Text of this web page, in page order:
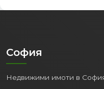
София
Недвижими имоти в